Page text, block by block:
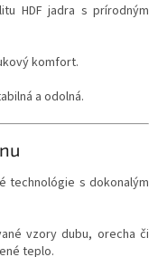
HDF jadra s prírodným
komfort.
a odolná.
technológie s dokonalým
vzory dubu, orecha či
teplo.